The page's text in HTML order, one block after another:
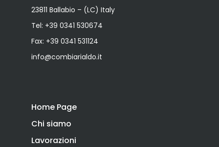
23811 Ballabio – (LC) Italy
Tel: +39 0341 530674
Fax: +39 0341 531124
info@combiarialdo.it
Home Page
Chi siamo
Lavorazioni